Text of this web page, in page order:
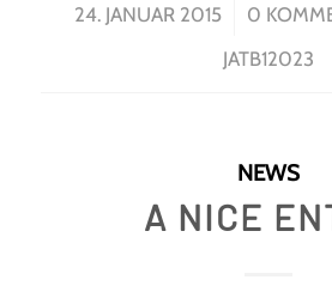
24. JANUAR 2015
/ 0
JATB12023
NEWS
A NICE